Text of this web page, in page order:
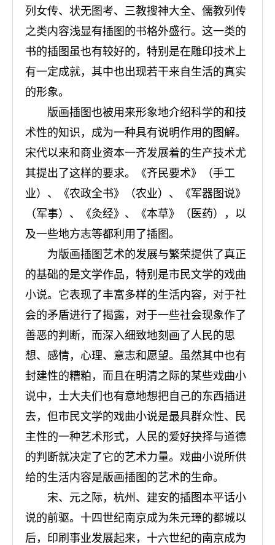
列女传、状无图考、三教搜神大全、儒教列传
之类内容浅显有插图的书格外盛行。这一类的
书的插图虽也有较好的，特别是在雕印技术上
有一定成就，其中也出现若干来自生活的真实
的形象。
版画插图也被用来形象地介绍科学的和技
术性的知识，成为一种具有说明作用的图解。
宋代以来和商业资本一齐发展着的生产技术尤
其提出了这样的要求。《齐民要术》（手工
业）、《农政全书》（农业）、《军器图说》
（军事）、《灸经》、《本草》（医药），以
及一些地方志等都利用了插图。
为版画插图艺术的发展与繁荣提供了真正
的基础的是文学作品，特别是市民文学的戏曲
小说。它表现了丰富多样的生活内容，对于社
会的矛盾进行了揭露，对于一些社会现象作了
善恶的判断，而深入细致地刻画了人民的思
想、感情，心理、意志和愿望。虽然其中也有
封建性的糟粕，而且在明清之际的某些戏曲小
说中，士大夫们也有意地想把自己的东西插进
去，但市民文学的戏曲小说是最具群众性、民
主性的一种艺术形式，人民的爱好抉择与道德
的判断就决定了它的艺术力量。戏曲小说所供
给的生活内容是版画插图的艺术的生命。
宋、元之际，杭州、建安的插图本平话小
说的前驱。十四世纪南京成为朱元璋的都城以
后，印刷事业发展起来，十六世纪的南京成为